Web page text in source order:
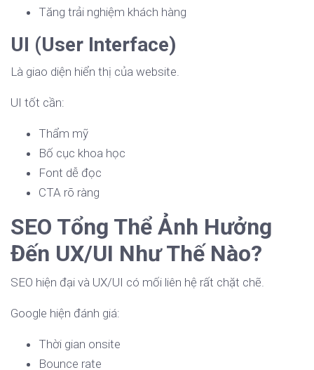
Tăng trải nghiệm khách hàng
UI (User Interface)
Là giao diện hiển thị của website.
UI tốt cần:
Thẩm mỹ
Bố cục khoa học
Font dễ đọc
CTA rõ ràng
SEO Tổng Thể Ảnh Hưởng
Đến UX/UI Như Thế Nào?
SEO hiện đại và UX/UI có mối liên hệ rất chặt chẽ.
Google hiện đánh giá:
Thời gian onsite
Bounce rate